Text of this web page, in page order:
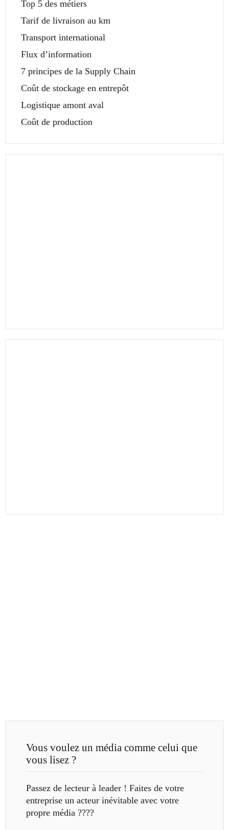
Top 5 des métiers
Tarif de livraison au km
Transport international
Flux d’information
7 principes de la Supply Chain
Coût de stockage en entrepôt
Logistique amont aval
Coût de production
Vous voulez un média comme celui que
vous lisez ?
Passez de lecteur à leader ! Faites de votre
entreprise un acteur inévitable avec votre
propre média ????